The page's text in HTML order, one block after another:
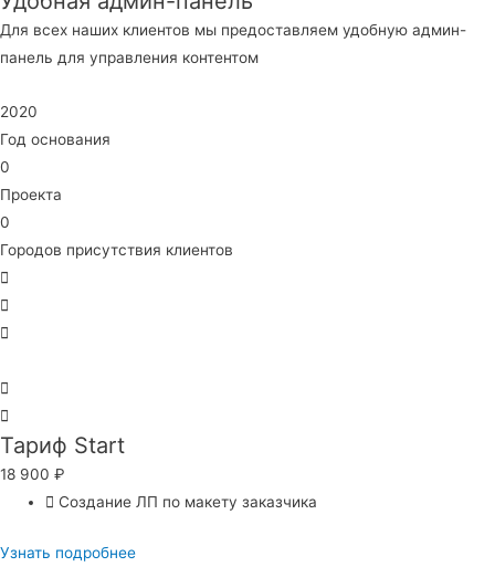
Для всех наших клиентов мы предоставляем удобную админ-
панель для управления контентом
2020
Год основания
0
Проекта
0
Городов присутствия клиентов
Тариф Start
18 900 ₽
Создание ЛП по макету заказчика
Узнать подробнее